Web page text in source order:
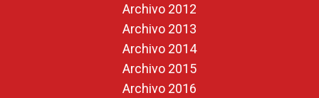
Archivo 2012
Archivo 2013
Archivo 2014
Archivo 2015
Archivo 2016